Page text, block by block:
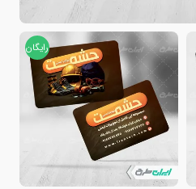
رایگان